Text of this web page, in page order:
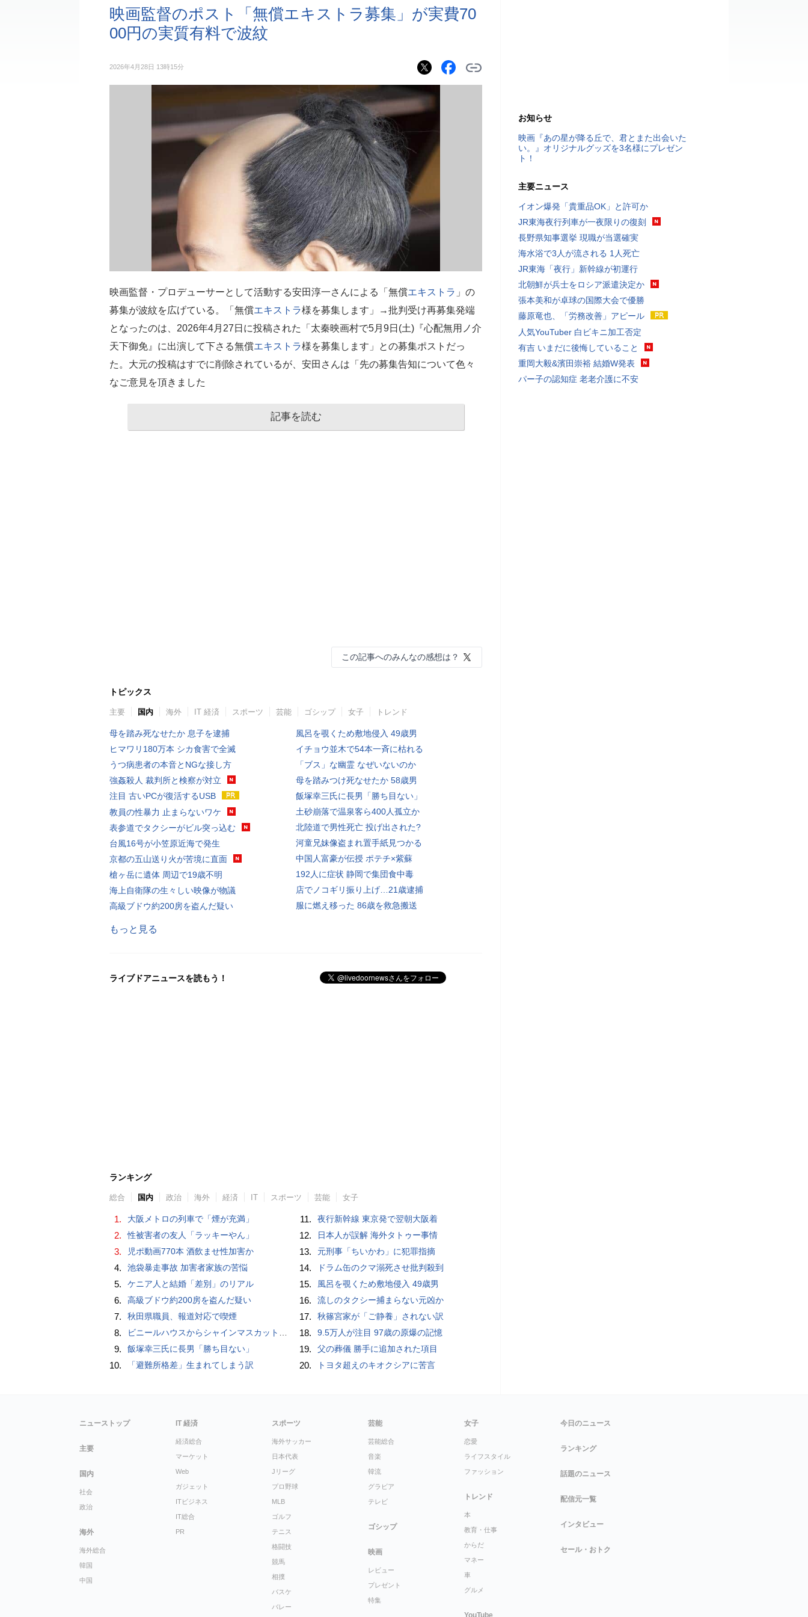
映画監督のポスト「無償エキストラ募集」が実費70
00円の実質有料で波紋
2026年4月28日 13時15分
映画監督・プロデューサーとして活動する安田淳一さんによる「無償エキストラ 」の
募集が波紋を広げている。「無償エキストラ様を募集します」→批判受け再募集発端
となったのは、2026年4月27日に投稿された「太秦映画村で5月9日(土)『心配無用ノ介
天下御免』に出演して下さる無償エキストラ様を募集します」との募集ポストだっ
た。大元の投稿はすでに削除されているが、安田さんは「先の募集告知について色々
なご意見を頂きました
記事を読む
この記事へのみんなの感想は？
トピックス
主要 国内 海外 IT 経済 スポーツ 芸能 ゴシップ 女子 トレンド
母を踏み死なせたか 息子を逮捕
ヒマワリ180万本 シカ食害で全滅
うつ病患者の本音とNGな接し方
強姦殺人 裁判所と検察が対立
注目 古いPCが復活するUSB
教員の性暴力 止まらないワケ
表参道でタクシーがビル突っ込む
台風16号が小笠原近海で発生
京都の五山送り火が苦境に直面
槍ヶ岳に遺体 周辺で19歳不明
海上自衛隊の生々しい映像が物議
高級ブドウ約200房を盗んだ疑い
風呂を覗くため敷地侵入 49歳男
イチョウ並木で54本一斉に枯れる
「ブス」な幽霊 なぜいないのか
母を踏みつけ死なせたか 58歳男
飯塚幸三氏に長男「勝ち目ない」
土砂崩落で温泉客ら400人孤立か
北陸道で男性死亡 投げ出された?
河童兄妹像盗まれ置手紙見つかる
中国人富豪が伝授 ポテチ×紫蘇
192人に症状 静岡で集団食中毒
店でノコギリ振り上げ…21歳逮捕
服に燃え移った 86歳を救急搬送
もっと見る
ライブドアニュースを読もう！
ランキング
総合 国内 政治 海外 経済 IT スポーツ 芸能 女子
1. 大阪メトロの列車で「煙が充満」
2. 性被害者の友人「ラッキーやん」
3. 児ポ動画770本 酒飲ませ性加害か
4. 池袋暴走事故 加害者家族の苦悩
5. ケニア人と結婚「差別」のリアル
6. 高級ブドウ約200房を盗んだ疑い
7. 秋田県職員、報道対応で喫煙
8. ビニールハウスからシャインマスカット約200房を盗んだ疑い ネットで販売か 無職の男（42）逮捕 岡山県警
9. 飯塚幸三氏に長男「勝ち目ない」
10. 「避難所格差」生まれてしまう訳
11. 夜行新幹線 東京発で翌朝大阪着
12. 日本人が誤解 海外タトゥー事情
13. 元刑事「ちいかわ」に犯罪指摘
14. ドラム缶のクマ溺死させ批判殺到
15. 風呂を覗くため敷地侵入 49歳男
16. 流しのタクシー捕まらない元凶か
17. 秋篠宮家が「ご静養」されない訳
18. 9.5万人が注目 97歳の原爆の記憶
19. 父の葬儀 勝手に追加された項目
20. トヨタ超えのキオクシアに苦言
お知らせ
映画『あの星が降る丘で、君とまた出会いた
い。』オリジナルグッズを3名様にプレゼン
ト！
主要ニュース
イオン爆発「貴重品OK」と許可か
JR東海夜行列車が一夜限りの復刻
長野県知事選挙 現職が当選確実
海水浴で3人が流される 1人死亡
JR東海「夜行」新幹線が初運行
北朝鮮が兵士をロシア派遣決定か
張本美和が卓球の国際大会で優勝
藤原竜也、「労務改善」アピール
人気YouTuber 白ビキニ加工否定
有吉 いまだに後悔していること
重岡大毅&濱田崇裕 結婚W発表
パー子の認知症 老老介護に不安
ニューストップ
主要
国内
社会
政治
海外
海外総合
韓国
中国
IT 経済
経済総合
マーケット
Web
ガジェット
ITビジネス
IT総合
PR
スポーツ
海外サッカー
日本代表
Jリーグ
プロ野球
MLB
ゴルフ
テニス
格闘技
競馬
相撲
バスケ
バレー
芸能
芸能総合
音楽
韓流
グラビア
テレビ
ゴシップ
映画
レビュー
プレゼント
特集
女子
恋愛
ライフスタイル
ファッション
トレンド
本
教育・仕事
からだ
マネー
車
グルメ
YouTube
今日のニュース
ランキング
話題のニュース
配信元一覧
インタビュー
セール・おトク